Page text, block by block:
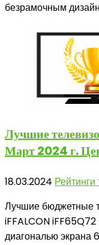
безрамочным
Лучшие
Март 2024 г.
18.03.2024 Рейтинги
Лучшие бюджетные
iFFALCON
диагональю экрана